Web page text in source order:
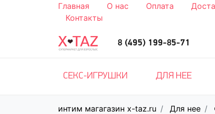
Главная О нас Оплата
Контакты
8 (495) 199-85-71
СЕКС-ИГРУШКИ ДЛЯ НЕЕ
интим магагазин x-taz.ru Для нее